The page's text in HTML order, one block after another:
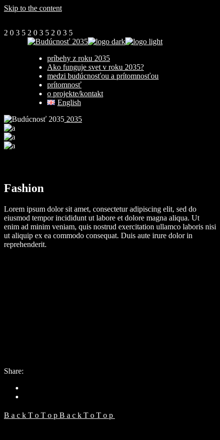
Skip to the content
2 0 3 5 2 0 3 5 2 0 3 5
príbehy z roku 2035
Ako funguje svet v roku 2035?
medzi budúcnosťou a prítomnosťou
prítomnosť
o projekte/kontakt
English
2035
Fashion
Lorem ipsum dolor sit amet, consectetur adipiscing elit, sed do
eiusmod tempor incididunt ut labore et dolore magna aliqua. Ut
enim ad minim veniam, quis nostrud exercitation ullamco laboris nisi
ut aliquip ex ea commodo consequat. Duis aute irure dolor in
reprehenderit.
Share:
B a c k T o T o p B a c k T o T o p